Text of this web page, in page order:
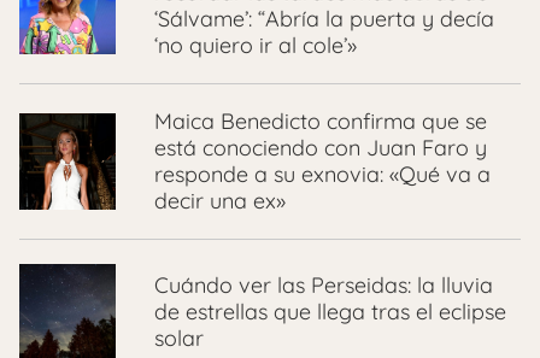
‘Sálvame’: “Abría la puerta y decía
‘no quiero ir al cole’»
Maica Benedicto confirma que se
está conociendo con Juan Faro y
responde a su exnovia: «Qué va a
decir una ex»
Cuándo ver las Perseidas: la lluvia
de estrellas que llega tras el eclipse
solar